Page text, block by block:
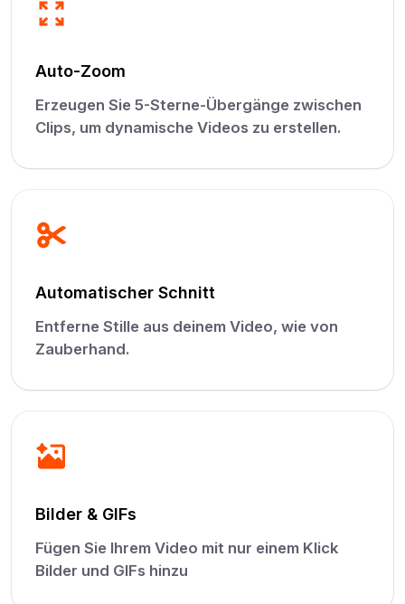
Auto-Zoom
Erzeugen Sie 5-Sterne-Übergänge zwischen
Clips, um dynamische Videos zu erstellen.
Automatischer Schnitt
Entferne Stille aus deinem Video, wie von
Zauberhand.
Bilder & GIFs
Fügen Sie Ihrem Video mit nur einem Klick
Bilder und GIFs hinzu